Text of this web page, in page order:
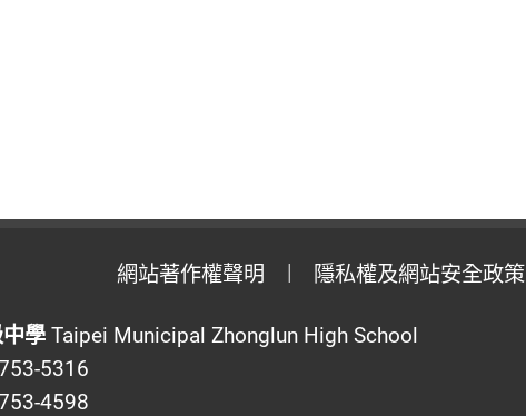
網站著作權聲明 隱私權及網站安全政策
學Taipei Municipal Zhonglun High School
5316
4598